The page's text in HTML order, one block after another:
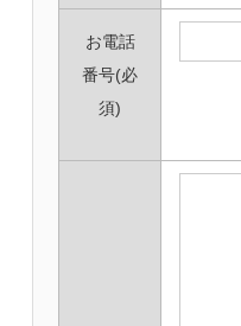
お電話
番号(必
須)